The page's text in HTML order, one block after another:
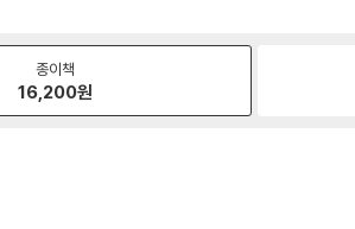
종이책
16,200원